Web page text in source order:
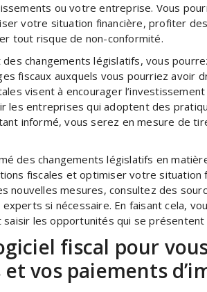
ou votre entreprise. Vous
votre situation financière, profiter
tout risque de non-conformité.
changements législatifs, vous
fiscaux auxquels vous pourriez avoir
visent à encourager
les entreprises qui adoptent des
informé, vous serez en mesure de
des changements législatifs en
fiscales et optimiser votre situation
nouvelles mesures, consultez des
si nécessaire. En faisant cela,
saisir les opportunités qui se présentent
fiscal pour
vos paiements